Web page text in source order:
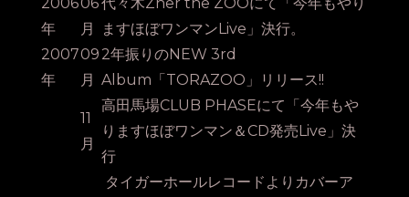
年
月
ますほぼワンマンLive」決行。
2007
年
09
月
2年振りのNEW 3rd
Album「TORAZOO」リリース!!
11
月
高田馬場CLUB PHASEにて「今年もや
りますほぼワンマン＆CD発売Live」決
行
タイガーホールレコードよりカバーア